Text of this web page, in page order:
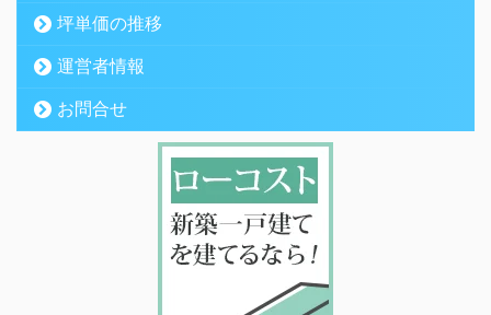
坪単価の推移
運営者情報
お問合せ